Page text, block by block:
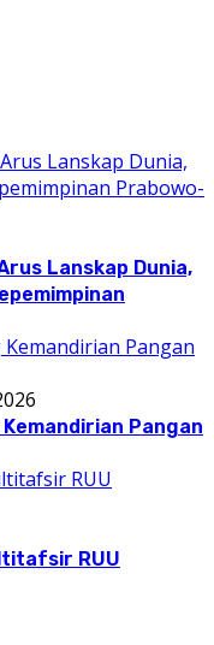
Lanskap Dunia,
Pangan
RUU